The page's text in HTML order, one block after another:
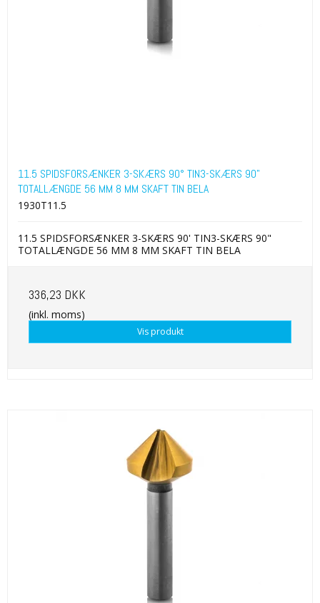
11.5 SPIDSFORSÆNKER 3-SKÆRS 90° TIN3-SKÆRS 90"
TOTALLÆNGDE 56 MM 8 MM SKAFT TIN BELA
1930T11.5
11.5 SPIDSFORSÆNKER 3-SKÆRS 90' TIN3-SKÆRS 90"
TOTALLÆNGDE 56 MM 8 MM SKAFT TIN BELA
336,23 DKK
(inkl. moms)
Vis produkt